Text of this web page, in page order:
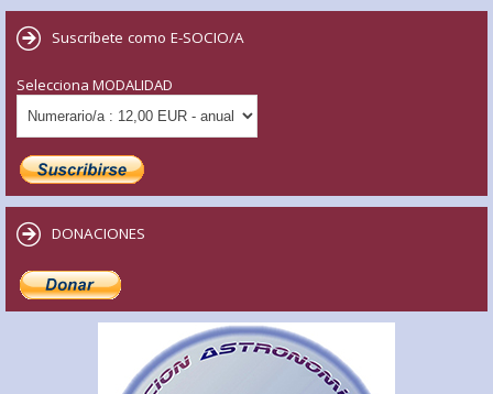
Suscríbete como E-SOCIO/A
Selecciona MODALIDAD
DONACIONES